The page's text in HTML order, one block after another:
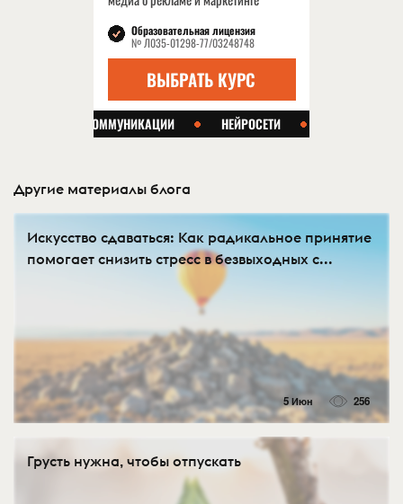
Другие материалы блога
Искусство сдаваться: Как радикальное принятие
помогает снизить стресс в безвыходных с...
5 Июн 256
Грусть нужна, чтобы отпускать